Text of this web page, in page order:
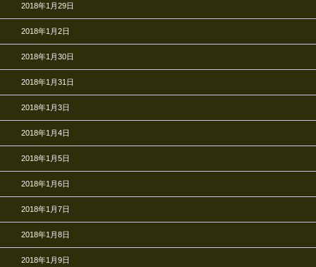
2018年1月29日
2018年1月2日
2018年1月30日
2018年1月31日
2018年1月3日
2018年1月4日
2018年1月5日
2018年1月6日
2018年1月7日
2018年1月8日
2018年1月9日